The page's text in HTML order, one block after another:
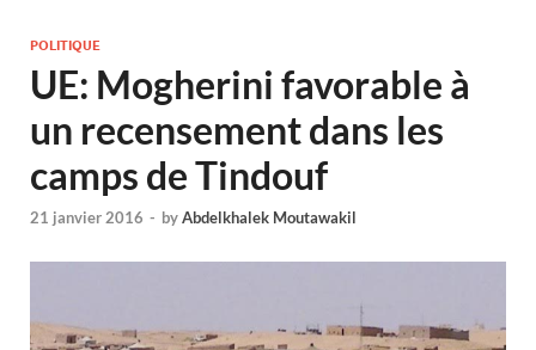
POLITIQUE
UE: Mogherini favorable à
un recensement dans les
camps de Tindouf
21 janvier 2016 - byAbdelkhalek Moutawakil